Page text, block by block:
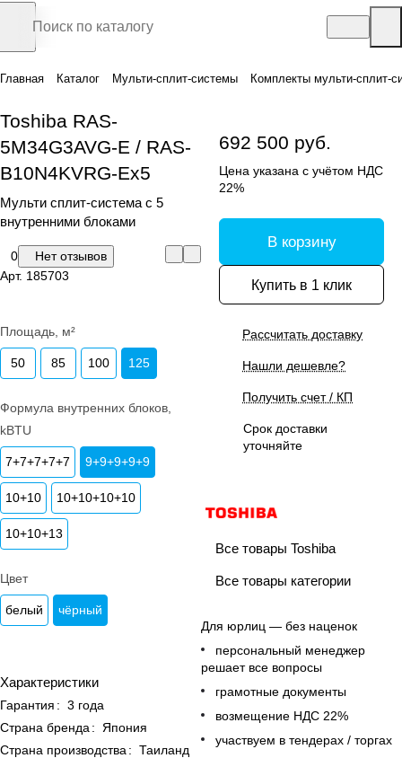
Главная Каталог Мульти-сплит-системы Комплекты мульти-сплит-
Toshiba RAS-
5M34G3AVG-E / RAS-
B10N4KVRG-Ex5
Мульти сплит-система с 5
внутренними блоками
0
Нет отзывов
Арт. 185703
Площадь, м²
50 85 100 125
Формула внутренних блоков,
kBTU
7+7+7+7+7 9+9+9+9+9
10+10 10+10+10+10
10+10+13
Цвет
белый чёрный
Характеристики
Гарантия : 3 года
Страна бренда :
Япония
Страна производства : Таиланд
692 500 руб.
Цена указана с учётом НДС
22%
В корзину
Купить в 1 клик
Рассчитать доставку
Нашли дешевле?
Получить счет / КП
Срок доставки
уточняйте
Все товары Toshiba
Все товары категории
Для юрлиц — без наценок
персональный менеджер
решает все вопросы
грамотные документы
возмещение НДС 22%
участвуем в тендерах / торгах